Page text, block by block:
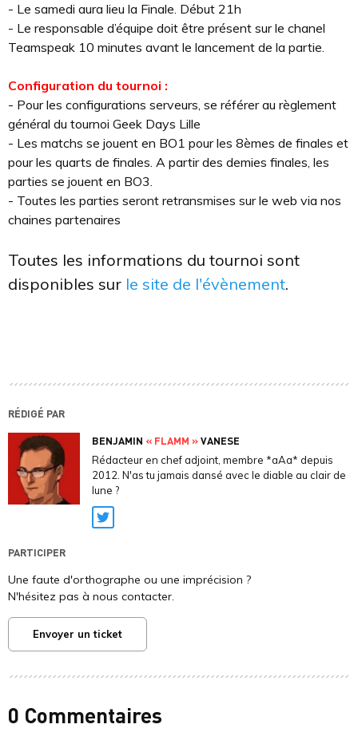
- Le samedi aura lieu la Finale. Début 21h
- Le responsable d’équipe doit être présent sur le chanel
Teamspeak 10 minutes avant le lancement de la partie.
Configuration du tournoi :
- Pour les configurations serveurs, se référer au règlement
général du tournoi Geek Days Lille
- Les matchs se jouent en BO1 pour les 8èmes de finales et
pour les quarts de finales. A partir des demies finales, les
parties se jouent en BO3.
- Toutes les parties seront retransmises sur le web via nos
chaines partenaires
Toutes les informations du tournoi sont
disponibles sur le site de l'évènement.
RÉDIGÉ PAR
BENJAMIN « FLAMM »VANESE
Rédacteur en chef adjoint, membre *aAa* depuis
2012. N'as tu jamais dansé avec le diable au clair de
lune ?
Twitter
PARTICIPER
Une faute d'orthographe ou une imprécision ?
N'hésitez pas à nous contacter.
Envoyer un ticket
0 Commentaires